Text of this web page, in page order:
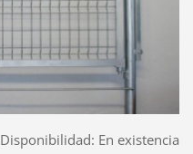
Disponibilidad: En existencia